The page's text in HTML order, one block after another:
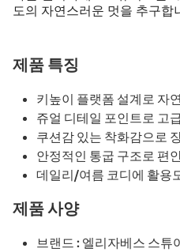
도의 자연스러운 멋을 추구합
제품 특징
키높이 플랫폼 설계로 자
쥬얼 디테일 포인트로 고
쿠션감 있는 착화감으로
안정적인 통굽 구조로 편
데일리/여름 코디에 활용
제품 사양
브랜드 : 엘리자베스 스튜